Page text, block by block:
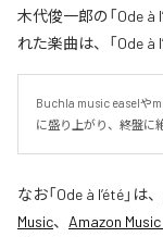
木代俊一郎の「Ode
れた楽曲は、「Ode à
Buchla music easelや
に盛り上がり、終盤に
なお「Ode à l’été」は、
Music、 Amazon